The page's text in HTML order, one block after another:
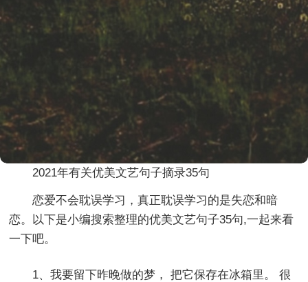
2021年有关优美文艺句子摘录35句
恋爱不会耽误学习，真正耽误学习的是失恋和暗
恋。以下是小编搜索整理的优美文艺句子35句,一起来看
一下吧。
1、我要留下昨晚做的梦， 把它保存在冰箱里。 很